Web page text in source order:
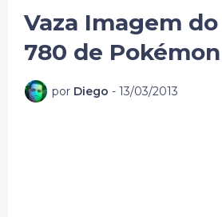
Vaza Imagem
780 de Pokémon
por Diego - 13/03/2013